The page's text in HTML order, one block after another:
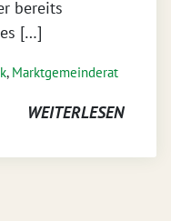
bereits
[…]
, Markt­gemeinderat
WEITERLESEN